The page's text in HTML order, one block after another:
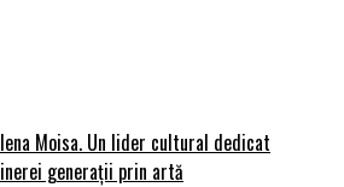
Moisa. Un lider cultural dedicat
generații prin artă